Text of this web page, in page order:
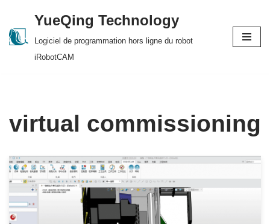
Skip
YueQing Technology
Logiciel de programmation hors ligne du robot
iRobotCAM
virtual commissioning